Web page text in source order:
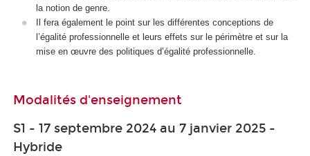
la notion de genre.
Il fera également le point sur les différentes conceptions de
l’égalité professionnelle et leurs effets sur le périmètre et sur la
mise en œuvre des politiques d’égalité professionnelle.
Modalités d'enseignement
S1 - 17 septembre 2024 au 7 janvier 2025 -
Hybride